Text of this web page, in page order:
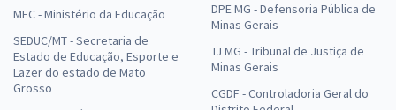
MEC - Ministério da Educação
SEDUC/MT - Secretaria de
Estado de Educação, Esporte e
Lazer do estado de Mato
Grosso
DPE MG - Defensoria Pública de
Minas Gerais
TJ MG - Tribunal de Justiça de
Minas Gerais
CGDF - Controladoria Geral do